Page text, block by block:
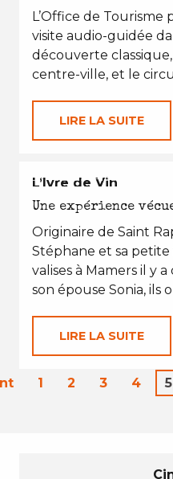
L’Office de
visite audio-guidée
découverte
centre-ville, et le
LIRE LA SUITE
EN TOUTES SAISONS
L’Ivre de Vin
Une expérience
Originaire de Saint
Stéphane et sa
valises à Mamers il y
son épouse Sonia, ils
LIRE LA SUITE
1 2 3 4 5